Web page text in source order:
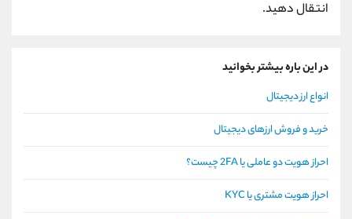
انتقال دهید.
در این باره بیشتر بخوانید
انواع ارز دیجیتال
خرید و فروش ارزهای دیجیتال
احراز هویت دو عاملی یا 2FA چیست؟
احراز هویت مشتری یا KYC